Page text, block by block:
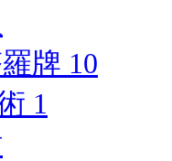
牌 10
1